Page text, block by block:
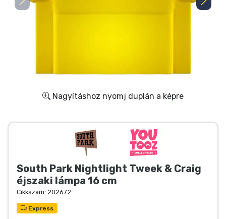
Nagyításhoz nyomj duplán a képre
South Park Nightlight Tweek & Craig
éjszaki lámpa 16 cm
Cikkszám: 202672
Express
Ajándékkártya
Animés cuccok
Gamer cuccok
Sportos cuccok